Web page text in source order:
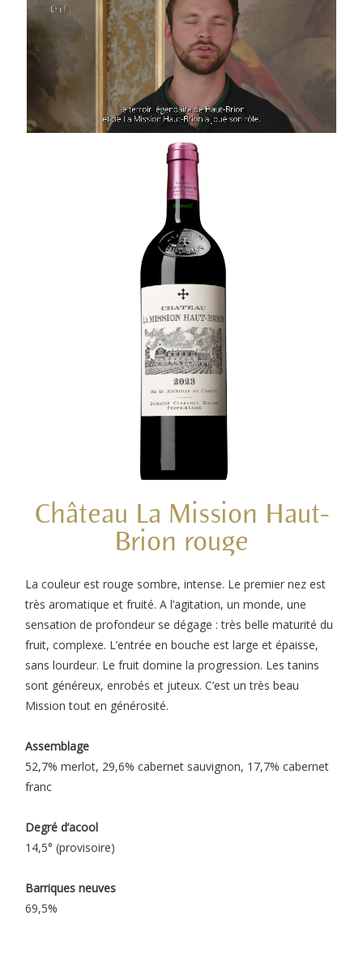
Château La Mission Haut-
Brion rouge
La couleur est rouge sombre, intense. Le premier nez est
très aromatique et fruité. A l’agitation, un monde, une
sensation de profondeur se dégage : très belle maturité du
fruit, complexe. L’entrée en bouche est large et épaisse,
sans lourdeur. Le fruit domine la progression. Les tanins
sont généreux, enrobés et juteux. C’est un très beau
Mission tout en générosité.
Assemblage
52,7% merlot, 29,6% cabernet sauvignon, 17,7% cabernet
franc
Degré d’acool
14,5° (provisoire)
Barriques neuves
69,5%